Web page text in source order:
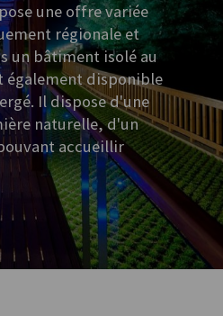
une offre variée
régionale et
un bâtiment isolé au
également disponible
Il dispose d'une
naturelle, d'un
accueillir